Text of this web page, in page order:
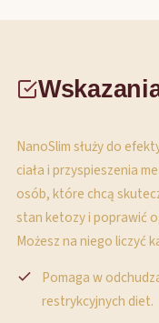
NanoSlim służy do
ciała i przyspieszenia
osób, które chcą
stan ketozy i poprawić
Możesz na niego liczyć
Pomaga w
restrykcyjnych diet.